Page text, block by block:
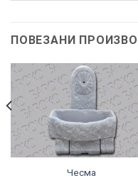
ПОВЕЗАНИ
Чесма